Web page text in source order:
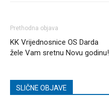
Prethodna objava
KK Vrijednosnice OS Darda
žele Vam sretnu Novu godinu!
SLIČNE OBJAVE